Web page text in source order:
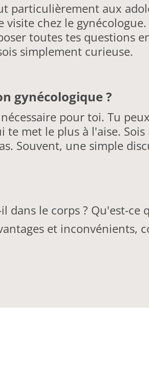
particulièrement aux
chez le
toutes tes questions
simplement curieuse.
gynécologique ?
pour toi. Tu
met le plus à l'aise.
Souvent, une simple
dans le corps ? Qu'est-ce
et inconvénients,